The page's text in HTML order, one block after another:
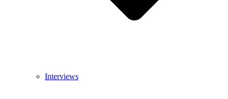
Interviews